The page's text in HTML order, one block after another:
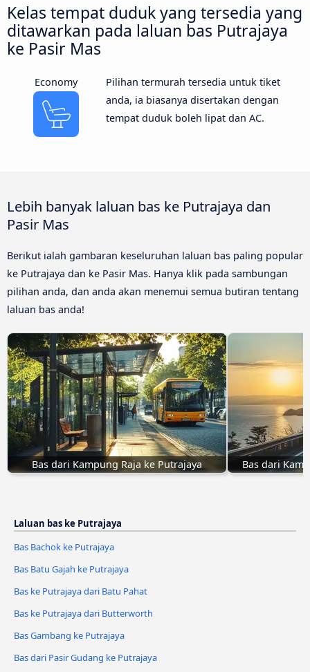
Kelas tempat duduk yang tersedia yang
ditawarkan pada laluan bas Putrajaya
ke Pasir Mas
Economy
Pilihan termurah tersedia untuk tiket
anda, ia biasanya disertakan dengan
tempat duduk boleh lipat dan AC.
Lebih banyak laluan bas ke Putrajaya dan
Pasir Mas
Berikut ialah gambaran keseluruhan laluan bas paling popular
ke Putrajaya dan ke Pasir Mas. Hanya klik pada sambungan
pilihan anda, dan anda akan menemui semua butiran tentang
laluan bas anda!
Bas dari Kampung Raja ke Putrajaya Bas dari
Laluan bas ke Putrajaya
Bas Bachok ke Putrajaya
Bas Batu Gajah ke Putrajaya
Bas ke Putrajaya dari Batu Pahat
Bas ke Putrajaya dari Butterworth
Bas Gambang ke Putrajaya
Bas dari Pasir Gudang ke Putrajaya